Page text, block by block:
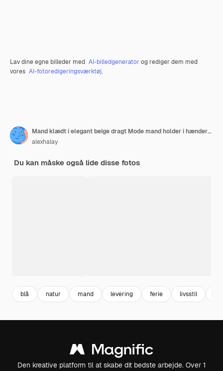
Lav dine egne billeder med AI-billedgenerator og rediger dem med
vores AI-fotoredigeringsværktøj.
Mand klædt i elegant beige dragt Mode mand holder i hænderne festlig æske med sarte blomster
alexhalay
Du kan måske også lide disse fotos
blå natur mand levering ferie livsstil
Den kreative platform til at skabe dit bedste arbejde. Over 1